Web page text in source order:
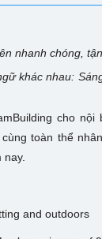
nhanh chóng,
khác nhau:
cho
toàn thể